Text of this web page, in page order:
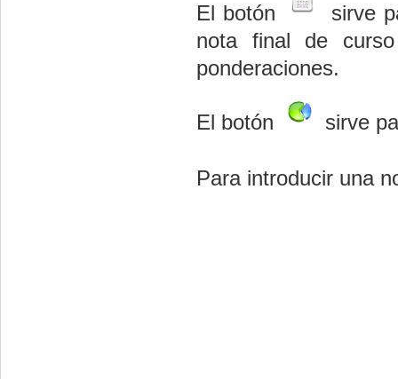
El botón
sirve
nota final de
ponderaciones.
El botón sirve
Para introducir una